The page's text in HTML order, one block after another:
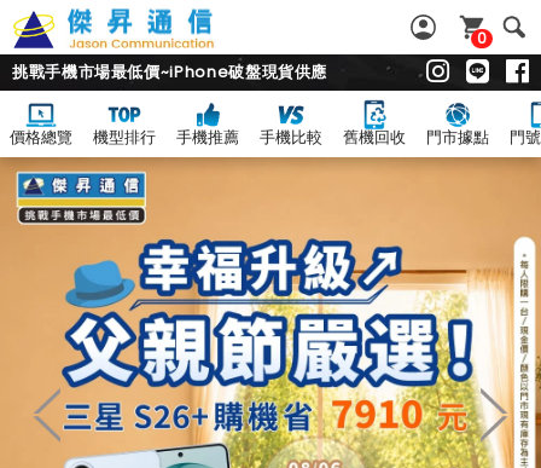
0
挑戰手機市場最低價~iPhone破盤現貨供應
價格總覽 機型排行 手機推薦 手機比較 舊機回收 門市據點 門